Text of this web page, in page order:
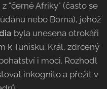
"černé Afriky" (často se
nebo Borna), jehož
byla unesena otrokáři
k Tunisku. Král, zdrcený
i moci. Rozhodl
inkognito a přežít v